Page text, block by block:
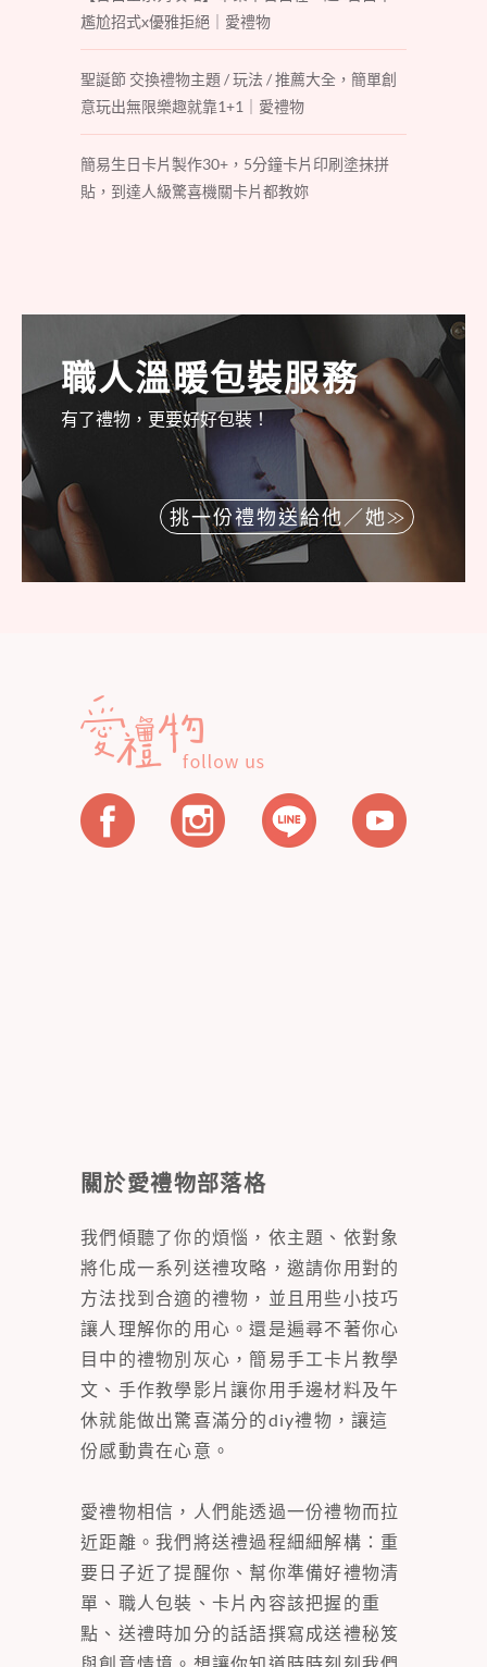
尷尬招式x優雅拒絕｜愛禮物
聖誕節 交換禮物主題 / 玩法 / 推薦大全，簡單創
意玩出無限樂趣就靠1+1｜愛禮物
簡易生日卡片製作30+，5分鐘卡片印刷塗抹拼
貼，到達人級驚喜機關卡片都教妳
職人溫暖包裝服務
有了禮物，更要好好包裝！
挑一份禮物送給他／她
關於愛禮物部落格
我們傾聽了你的煩惱，依主題、依對象
將化成一系列送禮攻略，邀請你用對的
方法找到合適的禮物，並且用些小技巧
讓人理解你的用心。還是遍尋不著你心
目中的禮物別灰心，簡易手工卡片教學
文、手作教學影片讓你用手邊材料及午
休就能做出驚喜滿分的diy禮物，讓這
份感動貴在心意。
愛禮物相信，人們能透過一份禮物而拉
近距離。我們將送禮過程細細解構：重
要日子近了提醒你、幫你準備好禮物清
單、職人包裝、卡片內容該把握的重
點、送禮時加分的話語撰寫成送禮秘笈